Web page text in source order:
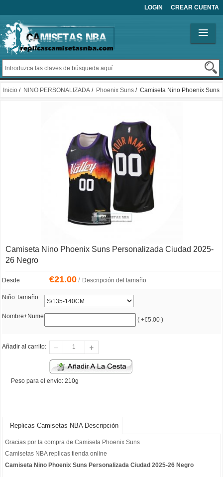
LOGIN CREAR CUENTA
Inicio / NINO PERSONALIZADA / Phoenix Suns / Camiseta Nino Phoenix Suns
Camiseta Nino Phoenix Suns Personalizada Ciudad 2025-
26 Negro
Desde €21.00/ Descripción del tamaño
Niño Tamaño
Nombre+Numero ( +€5.00 )
Añadir al carrito:
Peso para el envío: 210g
Replicas Camisetas NBA Descripción
Gracias por la compra de Camiseta Phoenix Suns
Camisetas NBA replicas tienda online
Camiseta Nino Phoenix Suns Personalizada Ciudad 2025-26 Negro